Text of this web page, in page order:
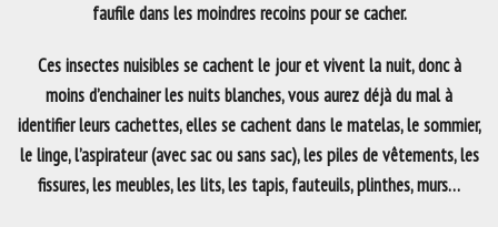
faufile dans les moindres recoins pour se cacher.
Ces insectes nuisibles se cachent le jour et vivent la nuit, donc à
moins d’enchainer les nuits blanches, vous aurez déjà du mal à
identifier leurs cachettes, elles se cachent dans le matelas, le sommier,
le linge, l’aspirateur (avec sac ou sans sac), les piles de vêtements, les
fissures, les meubles, les lits, les tapis, fauteuils, plinthes, murs…